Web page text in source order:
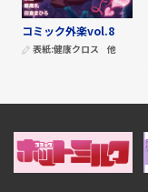
コミック外楽vol.8
表紙:健康クロス 他